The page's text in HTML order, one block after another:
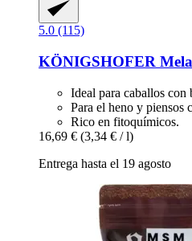
5.0 (115)
KÖNIGSHOFER
Ideal para caballos con
Para el heno y piensos
Rico en fitoquímicos.
16,69 € (3,34 € / l)
Entrega hasta el 19 agosto